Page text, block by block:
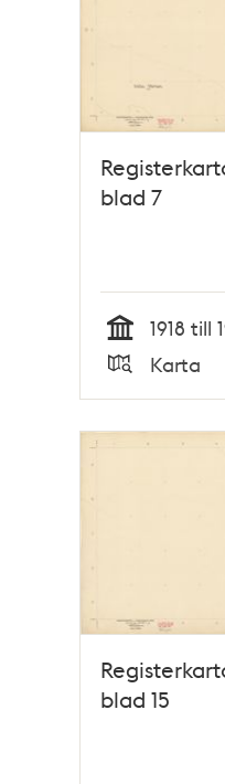
blad 7
Tid
1918 till
Typ
Karta
blad 15